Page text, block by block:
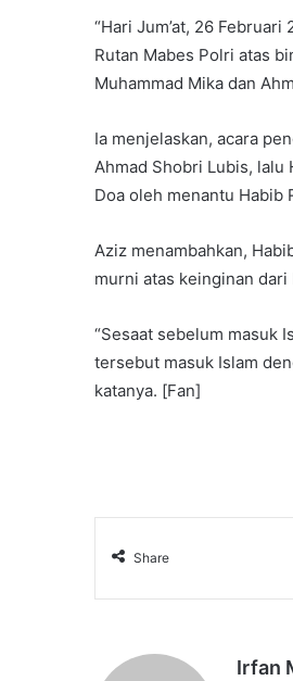
“Hari Jum’at, 26
Rutan Mabes Polri atas
Muhammad Mika dan
Ia menjelaskan, acara
Ahmad Shobri Lubis, lalu
Doa oleh menantu Habib
Aziz menambahkan,
murni atas keinginan
“Sesaat sebelum masuk
tersebut masuk Islam
katanya. [Fan]
Share
Irfan